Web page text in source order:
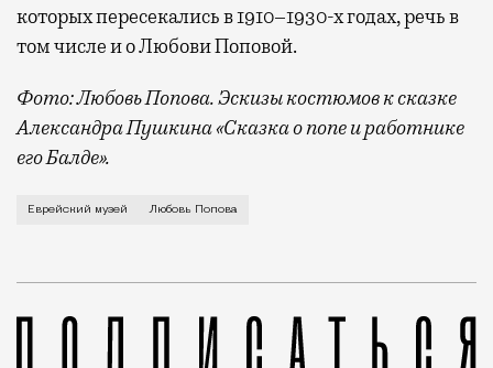
которых пересекались в 1910–1930-х годах, речь в
том числе и о Любови Поповой.
Фото: Любовь Попова. Эскизы костюмов к сказке
Александра Пушкина «Сказка о попе и работнике
его Балде».
Для выставки «Люба, Любочка. Любовь Сергеевна
Еврейский музей Любовь Попова